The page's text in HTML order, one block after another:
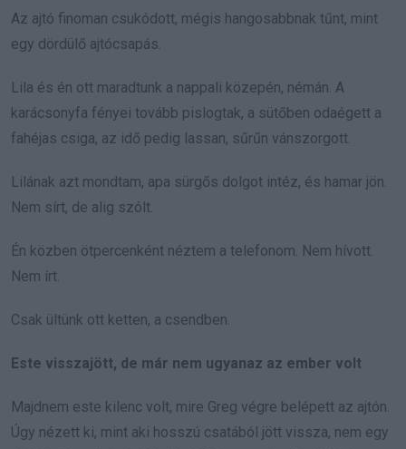
Az ajtó finoman csukódott, mégis hangosabbnak tűnt, mint
egy dördülő ajtócsapás.
Lila és én ott maradtunk a nappali közepén, némán. A
karácsonyfa fényei tovább pislogtak, a sütőben odaégett a
fahéjas csiga, az idő pedig lassan, sűrűn vánszorgott.
Lilának azt mondtam, apa sürgős dolgot intéz, és hamar jön.
Nem sírt, de alig szólt.
Én közben ötpercenként néztem a telefonom. Nem hívott.
Nem írt.
Csak ültünk ott ketten, a csendben.
Este visszajött, de már nem ugyanaz az ember volt
Majdnem este kilenc volt, mire Greg végre belépett az ajtón.
Úgy nézett ki, mint aki hosszú csatából jött vissza, nem egy